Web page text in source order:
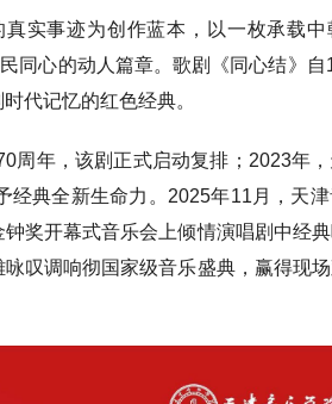
实事迹为创作蓝本，以一枚承载中
同心的动人篇章。歌剧《同心结》
代记忆的红色经典。
周年，该剧正式启动复排；2023年
经典全新生命力。2025年11月，天
奖开幕式音乐会上倾情演唱剧中经
叹调响彻国家级音乐盛典，赢得现